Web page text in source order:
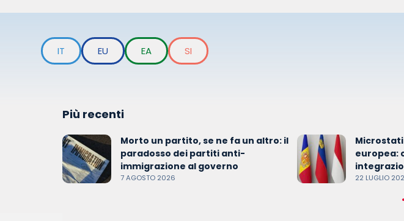
IT EU EA SI
Più recenti
Morto un partito, se ne fa un altro: il
paradosso dei partiti anti-
immigrazione al governo
7 AGOSTO 2026
europea:
22 LUGLIO